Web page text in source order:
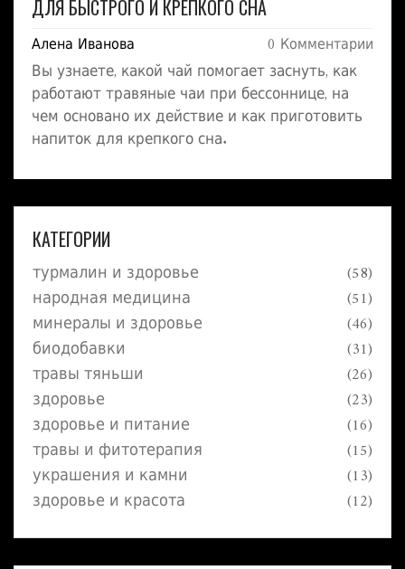
ДЛЯ БЫСТРОГО И КРЕПКОГО СНА
Алена Иванова 0 Комментарии
Вы узнаете, какой чай помогает заснуть, как
работают травяные чаи при бессоннице, на
чем основано их действие и как приготовить
напиток для крепкого сна.
КАТЕГОРИИ
турмалин и здоровье (58)
народная медицина (51)
минералы и здоровье (46)
биодобавки (31)
травы тяньши (26)
здоровье (23)
здоровье и питание (16)
травы и фитотерапия (15)
украшения и камни (13)
здоровье и красота (12)